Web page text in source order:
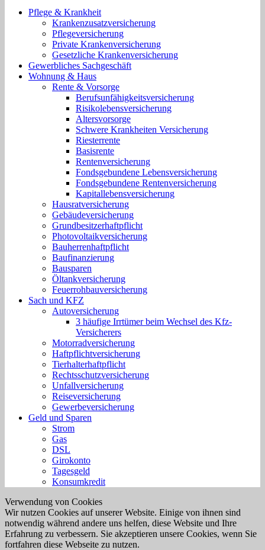
Pflege & Krankheit
Krankenzusatzversicherung
Pflegeversicherung
Private Krankenversicherung
Gesetzliche Krankenversicherung
Gewerbliches Sachgeschäft
Wohnung & Haus
Rente & Vorsorge
Berufs­unfähigkeitsversicherung
Risikolebensversicherung
Altersvorsorge
Schwere Krankheiten Versicherung
Riesterrente
Basisrente
Rentenversicherung
Fondsgebundene Lebensversicherung
Fondsgebundene Rentenversicherung
Kapitallebensversicherung
Hausratversicherung
Gebäudeversicherung
Grundbesitzerhaftpflicht
Photovoltaikversicherung
Bauherrenhaftpflicht
Baufinanzierung
Bausparen
Öltankversicherung
Feuerrohbauversicherung
Sach und KFZ
Autoversicherung
3 häufige Irrtümer beim Wechsel des Kfz-
Versicherers
Motorradversicherung
Haftpflichtversicherung
Tierhalterhaftpflicht
Rechtsschutzversicherung
Unfallversicherung
Reiseversicherung
Gewerbeversicherung
Geld und Sparen
Strom
Gas
DSL
Girokonto
Tagesgeld
Konsumkredit
Verwendung von Cookies
Wir nutzen Cookies auf unserer Website. Einige von ihnen sind
notwendig während andere uns helfen, diese Website und Ihre
Erfahrung zu verbessern. Sie akzeptieren unsere Cookies, wenn Sie
fortfahren diese Webseite zu nutzen.